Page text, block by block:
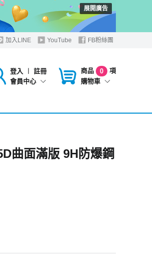
展開廣告
加入LINE YouTube FB粉絲團
登入 ︱
註冊
會員中心
商品 0
項
購物車
曲面滿版 9H防爆鋼